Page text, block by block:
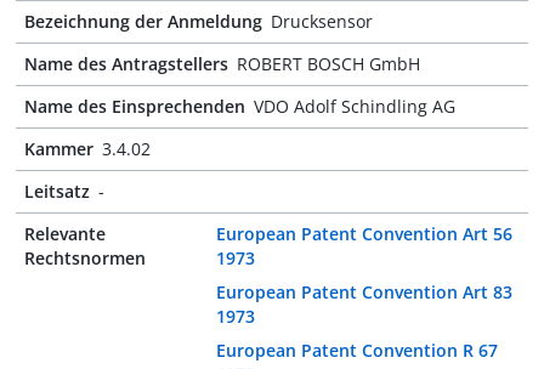
Bezeichnung der Anmeldung Drucksensor
Name des Antragstellers ROBERT BOSCH GmbH
Name des Einsprechenden VDO Adolf Schindling AG
Kammer 3.4.02
Leitsatz -
Relevante
Rechtsnormen
European Patent Convention Art 56
1973
European Patent Convention Art 83
1973
European Patent Convention R 67